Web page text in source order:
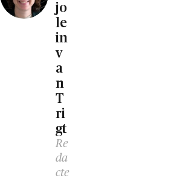
jo
le
in
v
a
n
T
ri
gt
Re
da
cte